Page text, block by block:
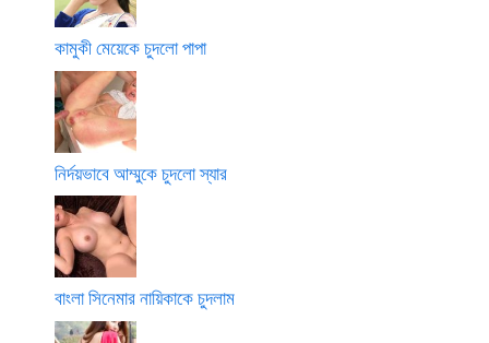
কামুকী মেয়েকে চুদলো পাপা
নির্দয়ভাবে আম্মুকে চুদলো স্যার
বাংলা সিনেমার নায়িকাকে চুদলাম